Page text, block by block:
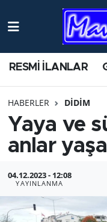
RESMİ İLANLAR
HABERLER DİDİM
Yaya ve
anlar
04.12.2023 - 12:08
YAYINLANMA
ANTİK YERLER
AYDIN
BİLİM VE
EĞİTİM
Nöbetçi
Namaz Vakitleri
Trafik Durumu
Tüm